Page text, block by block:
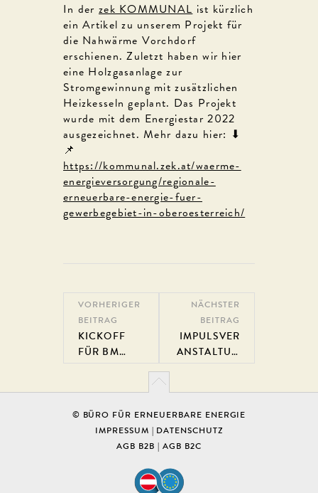
In der zek KOMMUNAL ist kürzlich
ein Artikel zu unserem Projekt für
die Nahwärme Vorchdorf
erschienen. Zuletzt haben wir hier
eine Holzgasanlage zur
Stromgewinnung mit zusätzlichen
Heizkesseln geplant. Das Projekt
wurde mit dem Energiestar 2022
ausgezeichnet. Mehr dazu hier: ⬇
📌
https://kommunal.zek.at/waerme-
energieversorgung/regionale-
erneuerbare-energie-fuer-
gewerbegebiet-in-oberoesterreich/
VORHERIGER
BEITRAG
KICKOFF
FÜR BM
NÄCHSTER
BEITRAG
IMPULSVER
ANSTALTUN
VON
GEBÄUDEN
© BÜRO FÜR ERNEUERBARE ENERGIE
IMPRESSUM | DATENSCHUTZ
AGB B2B | AGB B2C